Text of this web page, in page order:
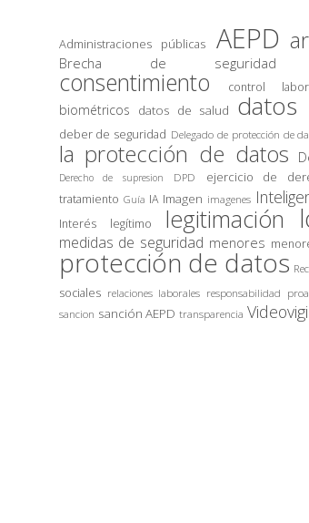
Administraciones públicas AEPD
Brecha de seguridad
consentimiento control
biométricos
datos de salud datos
deber de seguridad Delegado de protección de
la protección de datos
Derecho de supresion DPD ejercicio de
tratamiento Guía IA Imagen imagenes
Interés legítimo legitimación
medidas de seguridad menores
protección de datos
sociales relaciones laborales responsabilidad
sancion sanción AEPD transparencia